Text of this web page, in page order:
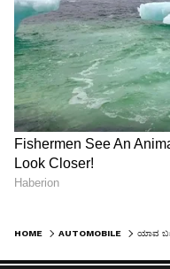
HOME AUTOMOBILE